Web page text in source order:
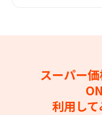
スーパー
利用し